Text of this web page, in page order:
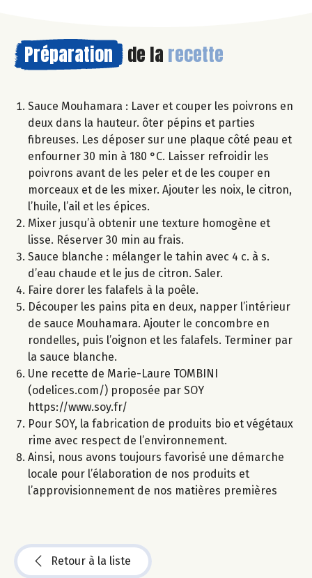
Préparation de la recette
Sauce Mouhamara : Laver et couper les poivrons en
deux dans la hauteur. ôter pépins et parties
fibreuses. Les déposer sur une plaque côté peau et
enfourner 30 min à 180 °C. Laisser refroidir les
poivrons avant de les peler et de les couper en
morceaux et de les mixer. Ajouter les noix, le citron,
l’huile, l’ail et les épices.
Mixer jusqu’à obtenir une texture homogène et
lisse. Réserver 30 min au frais.
Sauce blanche : mélanger le tahin avec 4 c. à s.
d’eau chaude et le jus de citron. Saler.
Faire dorer les falafels à la poêle.
Découper les pains pita en deux, napper l’intérieur
de sauce Mouhamara. Ajouter le concombre en
rondelles, puis l’oignon et les falafels. Terminer par
la sauce blanche.
Une recette de Marie-Laure TOMBINI
(odelices.com/) proposée par SOY
https://www.soy.fr/
Pour SOY, la fabrication de produits bio et végétaux
rime avec respect de l’environnement.
Ainsi, nous avons toujours favorisé une démarche
locale pour l’élaboration de nos produits et
l’approvisionnement de nos matières premières
Retour à la liste